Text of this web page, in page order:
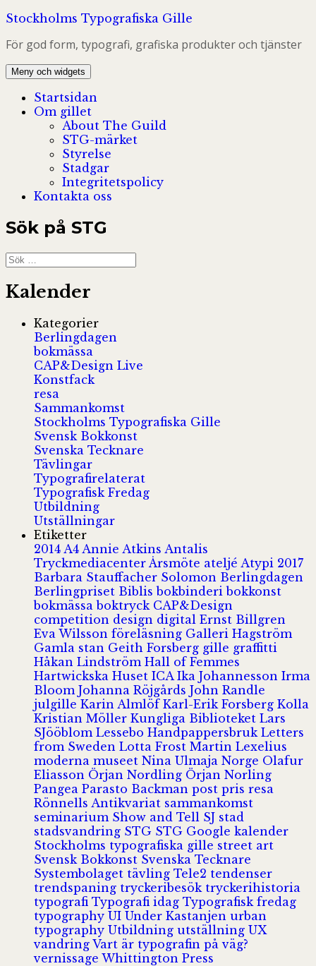
Hoppa
innehåll
Stockholms Typografiska Gille
För god form, typografi, grafiska produkter och tjänster
Meny och widgets
Startsidan
Om gillet
About The Guild
STG-märket
Styrelse
Stadgar
Integritetspolicy
Kontakta oss
Sök på STG
Sök
efter:
Kalender
Kategorier
Berlingdagen
bokmässa
CAP&Design Live
Konstfack
resa
Sammankomst
Stockholms Typografiska Gille
Svensk Bokkonst
Svenska Tecknare
Tävlingar
Typografirelaterat
Typografisk Fredag
Utbildning
Utställningar
Etiketter
2014 A4 Annie Atkins Antalis
Tryckmediacenter Årsmöte ateljé Atypi 2017
Barbara Stauffacher Solomon Berlingdagen
Berlingpriset Biblisbokbinderibokkonst
bokmässaboktryck CAP&Design
competition design digital Ernst Billgren
Eva Wilsson föreläsning Galleri Hagström
Gamla stan Geith Forsberg gille graffitti
Håkan Lindström Hall of Femmes
Hartwickska Huset ICA Ika Johannesson Irma
Bloom Johanna Röjgårds John Randle
julgille Karin Almlöf Karl-Erik Forsberg Kolla
Kristian Möller Kungliga Biblioteket Lars
SJööblom Lessebo Handpappersbruk Letters
from Sweden Lotta Frost Martin Lexelius
moderna museet Nina Ulmaja Norge Olafur
Eliasson Örjan Nordling Örjan Norling
Pangea Parasto Backman post pris resa
Rönnells Antikvariat sammankomst
seminarium Show and Tell SJ stad
stadsvandring STG STG Google kalender
Stockholms typografiska gille street art
Svensk Bokkonst Svenska Tecknare
Systembolaget tävling Tele2 tendenser
trendspaning tryckeribesök tryckerihistoria
typografi Typografi idag Typografisk fredag
typography UI Under Kastanjen urban
typography Utbildning utställning UX
vandring Vart är typografin på väg?
vernissage Whittington Press